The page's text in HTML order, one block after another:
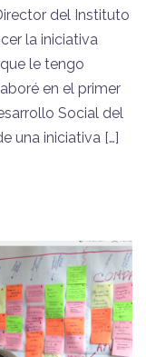
del Instituto
la iniciativa
le tengo
en el primer
Social del
una iniciativa […]